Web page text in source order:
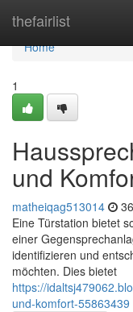
thefairlist
Home
Home
1
und
matheiqag513014
Eine Türstation bietet
einer
identifizieren und
möchten. Dies bietet
https://
und-komfort-55863439